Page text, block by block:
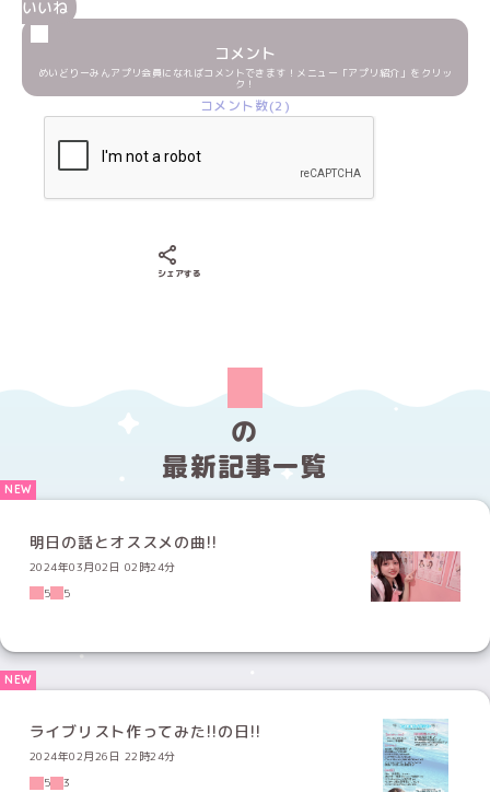
いいね
コメント
めいどりーみんアプリ会員になればコメントできます！メニュー「アプリ紹介」をクリッ
ク！
コメント数(2)
シェアする
の
最新記事一覧
明日の話とオススメの曲!!
2024年03月02日 02時24分
5
5
ライブリスト作ってみた!!の日!!
2024年02月26日 22時24分
5
3